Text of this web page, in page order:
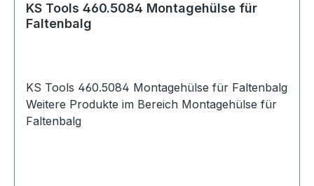
KS Tools 460.5084 Montagehülse für
Faltenbalg
KS Tools 460.5084 Montagehülse für Faltenbalg
Weitere Produkte im Bereich Montagehülse für
Faltenbalg